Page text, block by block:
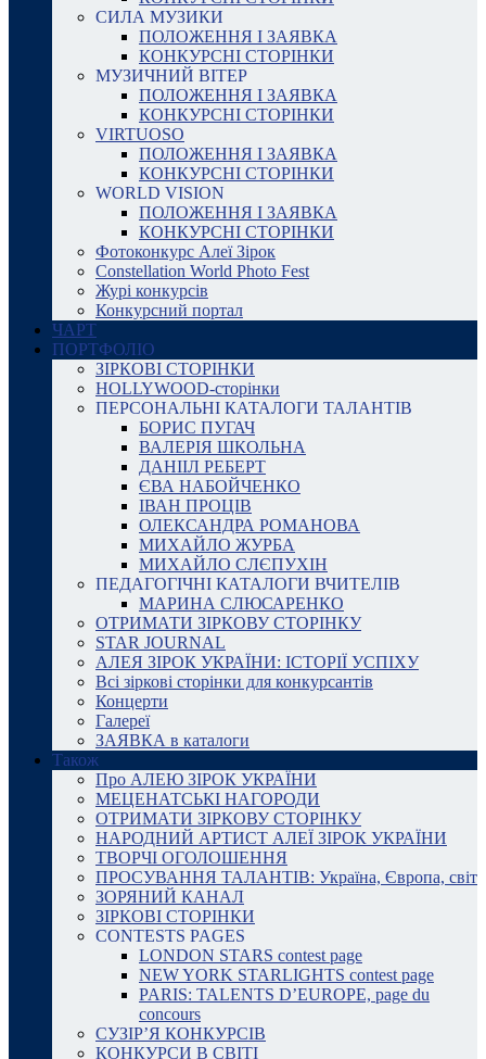
СИЛА МУЗИКИ
ПОЛОЖЕННЯ І ЗАЯВКА
КОНКУРСНІ СТОРІНКИ
МУЗИЧНИЙ ВІТЕР
ПОЛОЖЕННЯ І ЗАЯВКА
КОНКУРСНІ СТОРІНКИ
VIRTUOSO
ПОЛОЖЕННЯ І ЗАЯВКА
КОНКУРСНІ СТОРІНКИ
WORLD VISION
ПОЛОЖЕННЯ І ЗАЯВКА
КОНКУРСНІ СТОРІНКИ
Фотоконкурс Алеї Зірок
Constellation World Photo Fest
Журі конкурсів
Конкурсний портал
ЧАРТ
ПОРТФОЛІО
ЗІРКОВІ СТОРІНКИ
HOLLYWOOD-сторінки
ПЕРСОНАЛЬНІ КАТАЛОГИ ТАЛАНТІВ
БОРИС ПУГАЧ
ВАЛЕРІЯ ШКОЛЬНА
ДАНІІЛ РЕБЕРТ
ЄВА НАБОЙЧЕНКО
ІВАН ПРОЦІВ
ОЛЕКСАНДРА РОМАНОВА
МИХАЙЛО ЖУРБА
МИХАЙЛО СЛЄПУХІН
ПЕДАГОГІЧНІ КАТАЛОГИ ВЧИТЕЛІВ
МАРИНА СЛЮСАРЕНКО
ОТРИМАТИ ЗІРКОВУ СТОРІНКУ
STAR JOURNAL
АЛЕЯ ЗІРОК УКРАЇНИ: ІСТОРІЇ УСПІХУ
Всі зіркові сторінки для конкурсантів
Концерти
Галереї
ЗАЯВКА в каталоги
Також
Про АЛЕЮ ЗІРОК УКРАЇНИ
МЕЦЕНАТСЬКІ НАГОРОДИ
ОТРИМАТИ ЗІРКОВУ СТОРІНКУ
НАРОДНИЙ АРТИСТ АЛЕЇ ЗІРОК УКРАЇНИ
ТВОРЧІ ОГОЛОШЕННЯ
ПРОСУВАННЯ ТАЛАНТІВ: Україна, Європа, світ
ЗОРЯНИЙ КАНАЛ
ЗІРКОВІ СТОРІНКИ
CONTESTS PAGES
LONDON STARS contest page
NEW YORK STARLIGHTS contest page
PARIS: TALENTS D’EUROPE, page du
concours
СУЗІР’Я КОНКУРСІВ
КОНКУРСИ В СВІТІ